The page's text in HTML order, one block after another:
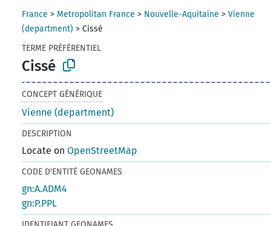
France > Metropolitan France > Nouvelle-Aquitaine >Vienne
(department) >Cissé
TERME PRÉFÉRENTIEL
Cissé
CONCEPT GÉNÉRIQUE
Vienne (department)
DESCRIPTION
Locate onOpenStreetMap
CODE D'ENTITÉ GEONAMES
gn:A.ADM4
gn:P.PPL